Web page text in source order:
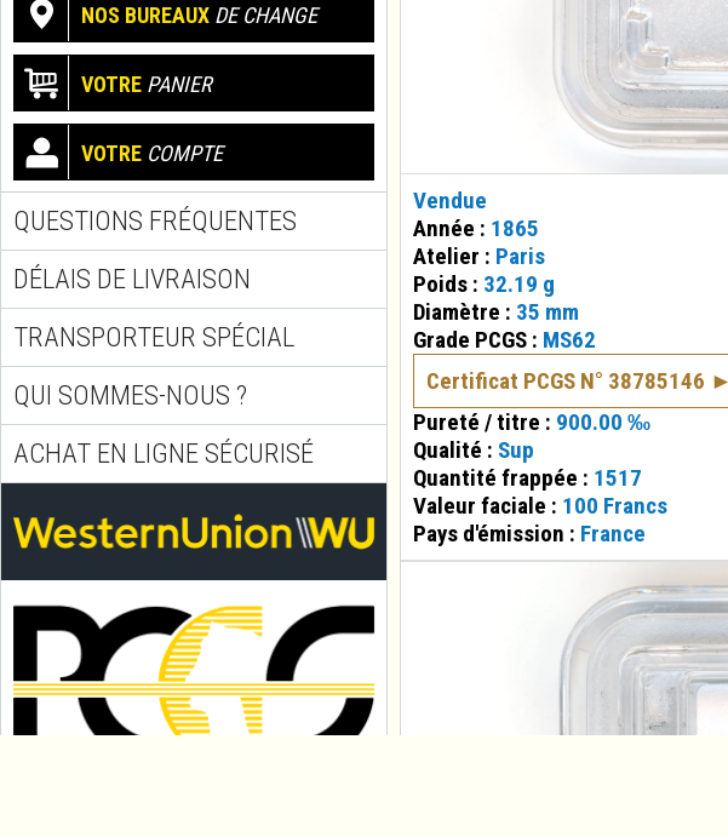
NOS BUREAUX DE CHANGE
VOTRE PANIER
VOTRE COMPTE
QUESTIONS FRÉQUENTES
DÉLAIS DE LIVRAISON
TRANSPORTEUR SPÉCIAL
QUI SOMMES-NOUS ?
ACHAT EN LIGNE SÉCURISÉ
Vendue
Année : 1865
Atelier : Paris
Poids : 32.19 g
Diamètre : 35 mm
Grade PCGS : MS62
Certificat PCGS N° 38785146
Pureté / titre : 900.00 ‰
Qualité : Sup
Quantité frappée : 1517
Valeur faciale : 100 Francs
Pays d'émission : France